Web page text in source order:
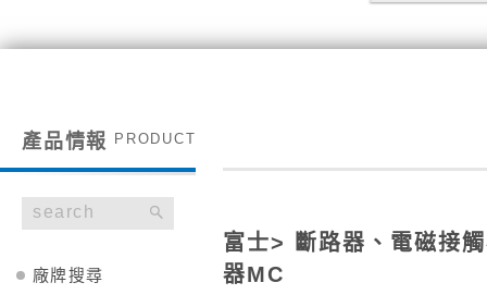
產品情報
廠牌搜尋
富士>
斷路器、電磁接
器MC